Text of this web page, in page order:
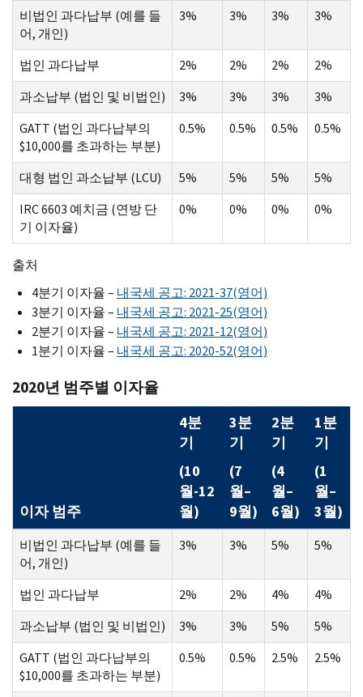
비법인 과다납부 (예를 들
어, 개인)
3% 3% 3% 3%
법인 과다납부 2% 2% 2%
2%
과소납부 (법인 및 비법인)
3% 3% 3%
3%
GATT (법인 과다납부의
$10,000를 초과하는 부분)
0.5% 0.5% 0.5% 0.5%
대형 법인 과소납부 (LCU) 5% 5% 5%
5%
IRC 6603 예치금 (연방 단
기 이자율)
0% 0% 0% 0%
출처
4분기 이자율 – 내국세 공고: 2021-37(영어)
3분기 이자율 – 내국세 공고: 2021-25(영어)
2분기 이자율 – 내국세 공고: 2021-12(영어)
1분기 이자율 – 내국세 공고: 2020-52(영어)
2020년 범주별 이자율
이자 범주
4분
기
(10
월-12
월)
3분
기
(7
월–
9월)
2분
기
(4
월–
6월)
1분
기
(1
월–
3월)
비법인 과다납부 (예를 들
어, 개인)
3% 3% 5% 5%
법인 과다납부 2% 2% 4%
4%
과소납부 (법인 및 비법인)
3% 3% 5%
5%
GATT (법인 과다납부의
$10,000를 초과하는 부분)
0.5% 0.5% 2.5% 2.5%